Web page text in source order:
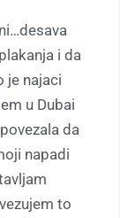
i da
je najaci
u Dubai
da
napadi
to